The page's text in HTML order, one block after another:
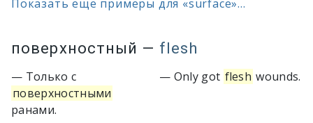
Показать ещё примеры для «surface»...
поверхностный — flesh
— Только с
поверхностными
ранами.
— Only got flesh wounds.